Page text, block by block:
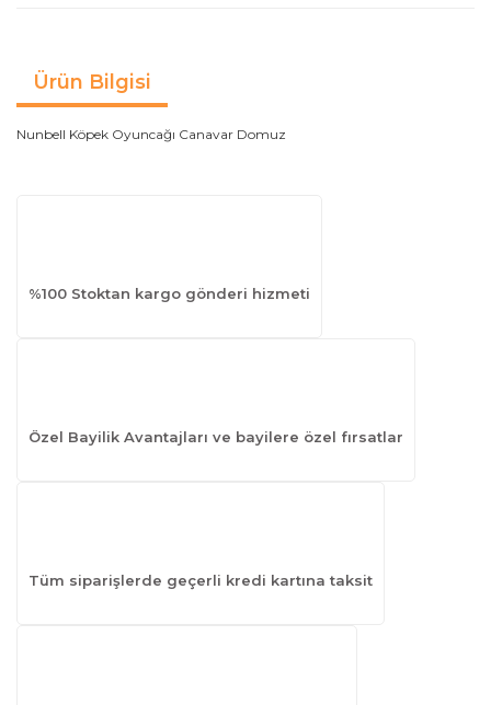
Ürün Bilgisi
Nunbell Köpek Oyuncağı Canavar Domuz
%100 Stoktan kargo gönderi hizmeti
Özel Bayilik Avantajları ve bayilere özel fırsatlar
Tüm siparişlerde geçerli kredi kartına taksit